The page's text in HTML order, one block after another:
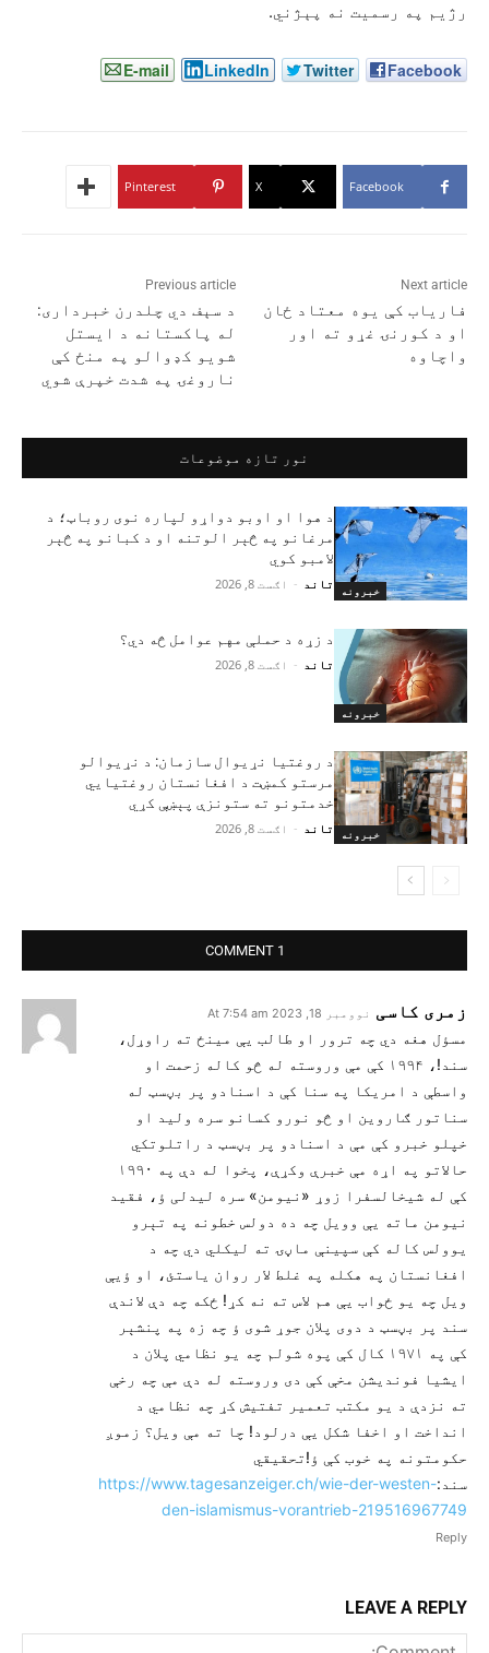
رژیم په رسمیت نه پېژني.
Facebook
Twitter
LinkedIn
E-mail
Facebook
X
Pinterest
Previous article
د سېف دي چلدرن خبرداری:
له پاکستانه د ایستل
شویو کډوالو په منځ کې
ناروغۍ په شدت خپرې شوي
Next article
فاریاب کې یوه معتاد ځان
او د کورنۍ غړو ته اور
واچاوه
نور تازه موضوعات
خبرونه
د هوا او اوبو دواړو لپاره نوی روباټ؛ د
مرغانو په څېر الوتنه او د کبانو په څېر
لامبو کوي
تاند - اګست 8, 2026
خبرونه
د زړه د حملې مهم عوامل څه دي؟
تاند - اګست 8, 2026
خبرونه
د روغتیا نړیوال سازمان: د نړیوالو
مرستو کمښت د افغانستان روغتیايي
خدمتونو ته ستونزې پېښې کړي
تاند - اګست 8, 2026
1 COMMENT
زمری کاسی نوومبر 18, 2023 At 7:54 am
مسؤل هغه دي چه ترور او طالب يې مینځ ته راوړل،
سند!، ۱۹۹۴ کې مې وروسته له څو کاله زحمت او
واسطې د امریکا په سنا کې د اسنادو پر بڼسټ له
سناتور ګاروین او څو نورو کسانو سره ولید او
خپلو خبرو کې مې د اسنادو پر بڼسټ د راتلوتکي
حالاتو په اړه مې خبرې وکړې، پخوا له دې په ۱۹۹۰
کې له شیخالسفرا زوړ «نیومن» سره لیدلی ؤ، فقید
نیومن ماته یې وویل چه ده دولس خطونه په تېرو
یوولس کاله کې سپینې ماڼۍ ته لیکلي دي چه د
افغانستان په هکله په غلط لار روان یاستئ، او ؤیې
ویل چه یو ځواب یې هم لاس ته نه کړ! ځکه چه دې لاندې
سند پر بڼسټ د دوی پلان جوړ شوی ؤ چه زه په پنشېر
کې په ۱۹۷۱ کال کې پوه شولم چه یو نظامي پلان د
ایشیا فوندیشن مخې کې دی وروسته له دې مې چه رخې
ته نزدې د یو مکتب تعمیر تفتیش کړ چه نظامي د
انداخت او اخفا شکل یې درلود! چا ته مې ویل؟ زموږ
حکومتونه په خوب کې ؤ!تحقیقي
سند:https://www.tagesanzeiger.ch/wie-der-westen-
den-islamismus-vorantrieb-219516967749
Reply
LEAVE A REPLY